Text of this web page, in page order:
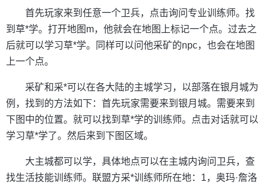
首先玩家来到任意一个卫兵，点击询问专业训练师。找
到草*学。打开地图m，他就会在地图上标记一个点。过去之
后就可以学习草*学。同样可以问他采矿的npc，也会在地图
上一个点。
采矿和采*可以在各大陆的主城学习，以部落在银月城为
例，找到的方法如下：首先玩家需要来到银月城。需要来到
下图中的位置。就可以找到草*学的训练师。点击对话就可以
学习草*学了。然后来到下图区域。
大主城都可以学，具体地点可以在主城内询问卫兵，查
找生活技能训练师。联盟方采*训练师所在地：1，奥玛·詹洛